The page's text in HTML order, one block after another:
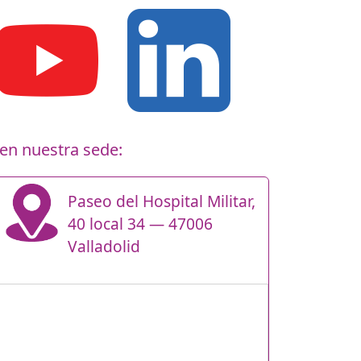
nuestra sede:
Paseo del Hospital Militar,
40 local 34 — 47006
Valladolid